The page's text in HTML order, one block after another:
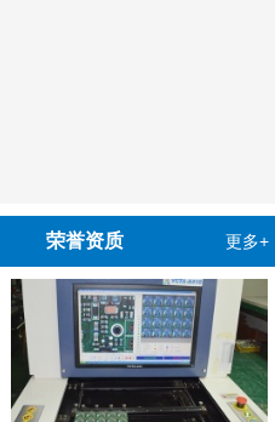
荣誉资质 更多+